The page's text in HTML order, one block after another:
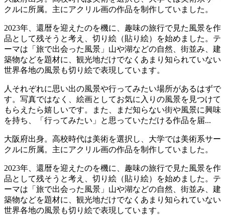
クルに所属。主にアクリル画の作品を制作していました。
2023年、還暦を迎えたのを機に、趣味の旅行で見た風景を作
品として残そうと考え、切り絵（貼り絵）を始めました。テ
ーマは「旅で出会った風景」山や湖などの自然、街並み、建
築物などを題材に、観光地だけでなくあまり知られていない
世界各地の風景も切り絵で表現しています。
人それぞれに思い出の風景や行ってみたい場所があるはずで
す。写真ではなく、絵画としてお気に入りの風景を見つけて
もらえたら嬉しいです。また、まだ知らない街や風景に興味
を持ち、「行ってみたい」と思っていただける作品を届...
大阪府出身。高校時代は美術を選択し、大学では美術系サー
クルに所属。主にアクリル画の作品を制作していました。
2023年、還暦を迎えたのを機に、趣味の旅行で見た風景を作
品として残そうと考え、切り絵（貼り絵）を始めました。テ
ーマは「旅で出会った風景」山や湖などの自然、街並み、建
築物などを題材に、観光地だけでなくあまり知られていない
世界各地の風景も切り絵で表現しています。